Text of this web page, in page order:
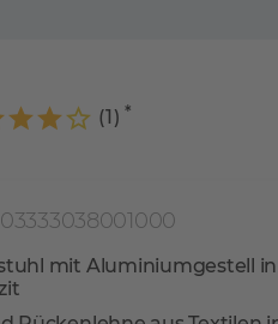
(1 )
mit Aluminiumgestell in